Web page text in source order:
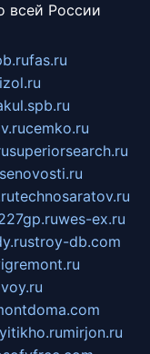
всей России
fas.ru
cemko.ru
superiorsearch.ru
senovosti.ru
technosaratov.ru
wes-ex.ru
stroy-db.com
mirjon.ru